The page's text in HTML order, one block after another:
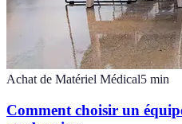
Achat de Matériel Médical5 min
Comment choisir un